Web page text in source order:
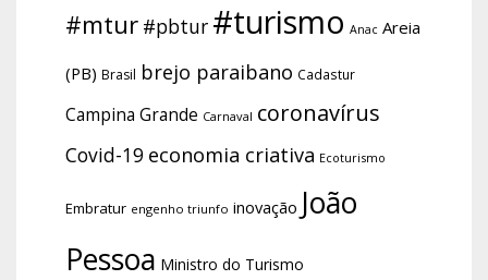
#mtur #pbtur #turismo Anac Areia
(PB) Brasil brejo paraibano Cadastur
Campina Grande Carnaval coronavírus
Covid-19 economia criativa Ecoturismo
Embratur engenho triunfo inovação João
Pessoa Ministro do Turismo